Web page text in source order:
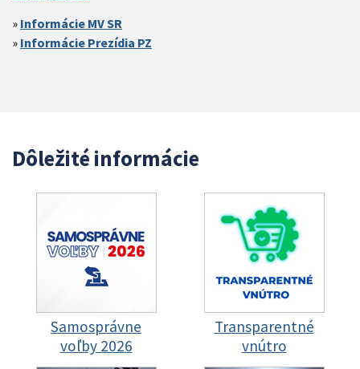
Informácie MV SR
Informácie Prezídia PZ
Dôležité informácie
Samosprávne
voľby 2026
Transparentné
vnútro